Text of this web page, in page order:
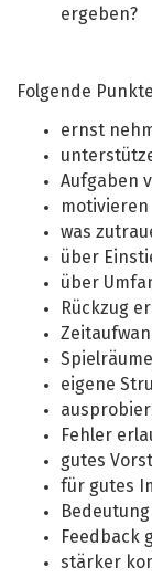
ergeben?
Folgende
ernst
Aufgaben
motivieren
was
über
über
Rückzug
eigene
Fehler
gutes
für gutes
Feedback
stärker